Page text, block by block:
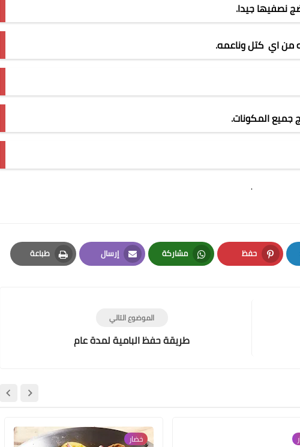
نصفيها جيدا.
من اي كتل وناعمه.
المكونات.
.
حفظ
Pinterest
مشاركة
Whatsapp
إرسال
Email
طباعة
Print
الموضوع التالي
طريقة حفظ البامية لمدة عام
خضار